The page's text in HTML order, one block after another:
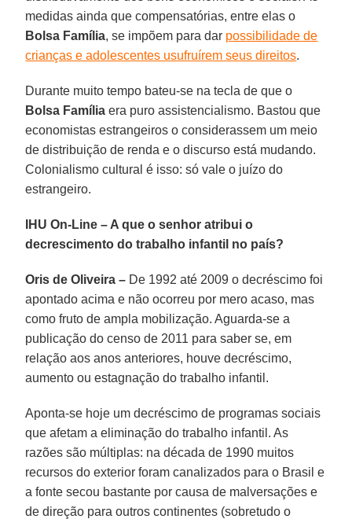
medidas ainda que compensatórias, entre elas o
Bolsa Família, se impõem para dar possibilidade de
crianças e adolescentes usufruírem seus direitos.
Durante muito tempo bateu‐se na tecla de que o
Bolsa Família era puro assistencialismo. Bastou que
economistas estrangeiros o considerassem um meio
de distribuição de renda e o discurso está mudando.
Colonialismo cultural é isso: só vale o juízo do
estrangeiro.
IHU On-Line – A que o senhor atribui o
decrescimento do trabalho infantil no país?
Oris de Oliveira – De 1992 até 2009 o decréscimo foi
apontado acima e não ocorreu por mero acaso, mas
como fruto de ampla mobilização. Aguarda-se a
publicação do censo de 2011 para saber se, em
relação aos anos anteriores, houve decréscimo,
aumento ou estagnação do trabalho infantil.
Aponta-se hoje um decréscimo de programas sociais
que afetam a eliminação do trabalho infantil. As
razões são múltiplas: na década de 1990 muitos
recursos do exterior foram canalizados para o Brasil e
a fonte secou bastante por causa de malversações e
de direção para outros continentes (sobretudo o